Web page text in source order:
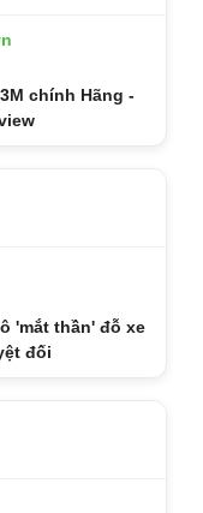
chính Hãng -
'mắt thần' đỗ xe
đối